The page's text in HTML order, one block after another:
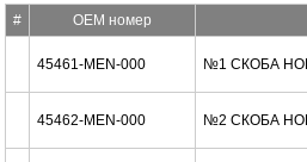
# OEM номер
45461-MEN-000 №1 СКОБА
45462-MEN-000 №2 СКОБА